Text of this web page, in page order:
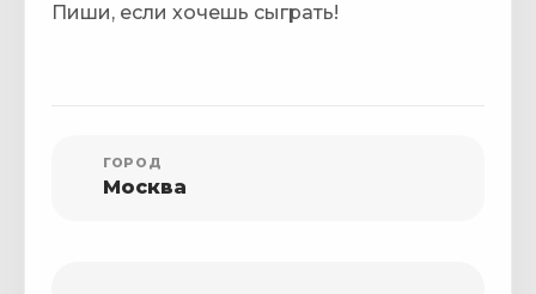
Пиши, если хочешь сыграть!
ГОРОД
Москва